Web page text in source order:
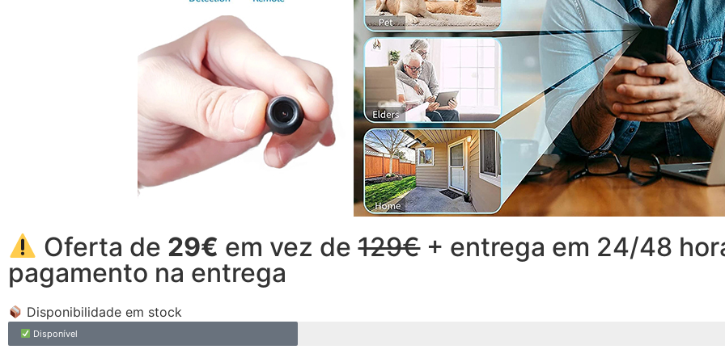
Oferta de 29€ em vez de129€+ entrega em 24/48
pagamento na entrega
Disponibilidade em stock
Disponível